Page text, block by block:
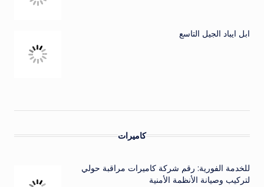
ابل ايباد الجيل التاسع
كاميرات
للخدمة الفورية: رقم شركة كاميرات مراقبة حولي
لتركيب وصيانة الأنظمة الأمنية